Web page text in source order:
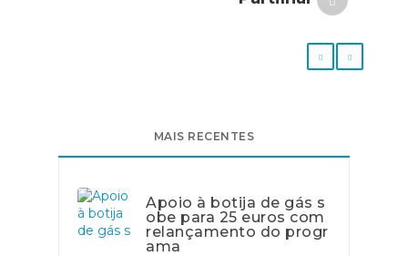
MAIS RECENTES
Apoio à botija de gás s
obe para 25 euros com
relançamento do progr
ama